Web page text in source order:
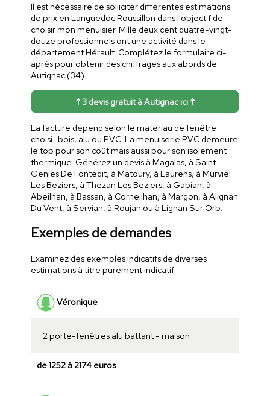
Il est nécessaire de solliciter différentes estimations
de prix en Languedoc Roussillon dans l'objectif de
choisir mon menuisier. Mille deux cent quatre-vingt-
douze professionnels ont une activité dans le
département Hérault. Complétez le formulaire ci-
après pour obtenir des chiffrages aux abords de
Autignac (34) :
↑ 3 devis gratuit à Autignac ici ↑
La facture dépend selon le matériau de fenêtre
choisi : bois, alu ou PVC. La menuiserie PVC demeure
le top pour son coût mais aussi pour son isolement
thermique. Générez un devis à Magalas, à Saint
Genies De Fontedit, à Matoury, à Laurens, à Murviel
Les Beziers, à Thezan Les Beziers, à Gabian, à
Abeilhan, à Bassan, à Corneilhan, à Margon, à Alignan
Du Vent, à Servian, à Roujan ou à Lignan Sur Orb.
Exemples de demandes
Examinez des exemples indicatifs de diverses
estimations à titre purement indicatif :
Véronique
2 porte-fenêtres alu battant - maison
de 1252 à 2174 euros